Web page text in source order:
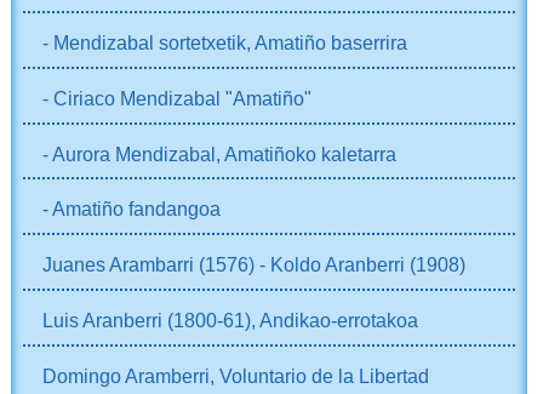
- Mendizabal sortetxetik, Amatiño baserrira
- Ciriaco Mendizabal "Amatiño"
- Aurora Mendizabal, Amatiñoko kaletarra
- Amatiño fandangoa
Juanes Arambarri (1576) - Koldo Aranberri (1908)
Luis Aranberri (1800-61), Andikao-errotakoa
Domingo Aramberri, Voluntario de la Libertad